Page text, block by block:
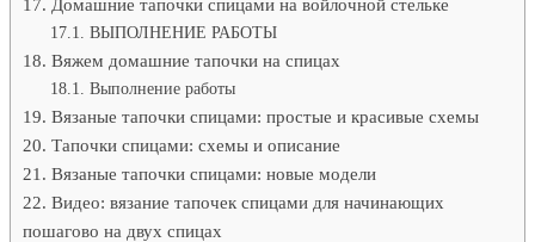
ВЫПОЛНЕНИЕ РАБОТЫ
Вяжем домашние тапочки на спицах
Выполнение работы
Вязаные тапочки спицами: простые и красивые схемы
Тапочки спицами: схемы и описание
Вязаные тапочки спицами: новые модели
Видео: вязание тапочек спицами для начинающих
пошагово на двух спицах